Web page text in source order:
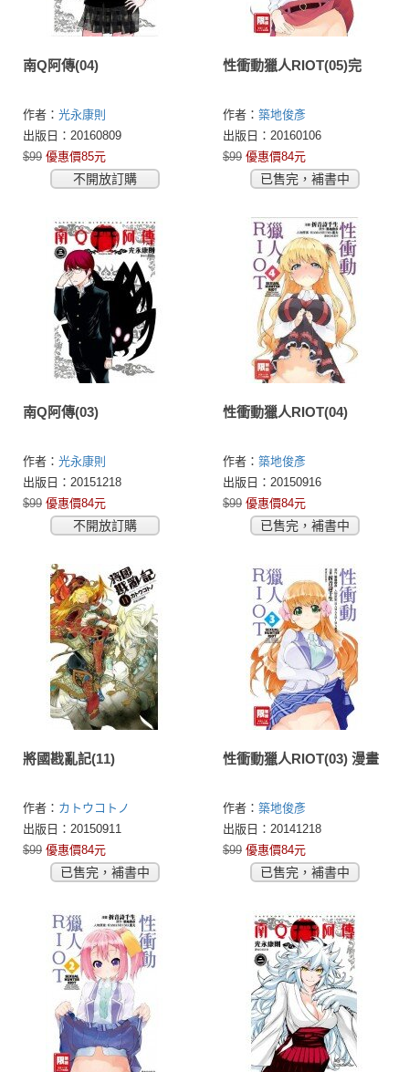
南Q阿傳(04)
作者： 光永康則
出版日：20160809
$99 優惠價85元
不開放訂購
性衝動獵人RIOT(05)完
作者： 築地俊彥
出版日：20160106
$99 優惠價84元
已售完，補書中
南Q阿傳(03)
作者： 光永康則
出版日：20151218
$99 優惠價84元
不開放訂購
性衝動獵人RIOT(04)
作者： 築地俊彥
出版日：20150916
$99 優惠價84元
已售完，補書中
將國戡亂記(11)
作者： カトウコトノ
(KATOUKOTONO)
出版日：20150911
$99 優惠價84元
已售完，補書中
性衝動獵人RIOT(03) 漫畫
作者： 築地俊彥
出版日：20141218
$99 優惠價84元
已售完，補書中